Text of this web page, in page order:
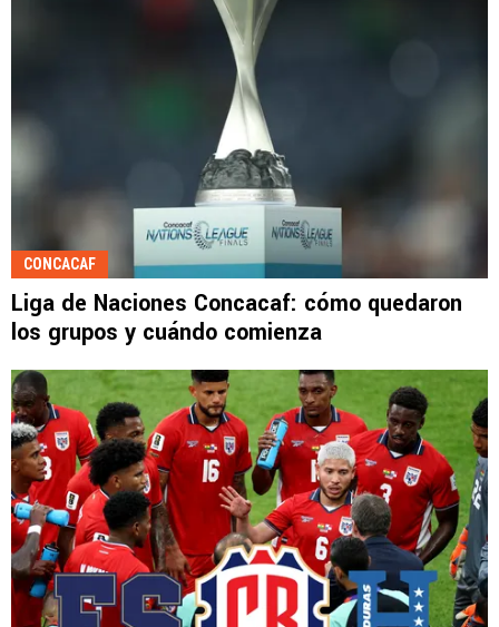
CONCACAF
Liga de Naciones Concacaf: cómo quedaron
los grupos y cuándo comienza